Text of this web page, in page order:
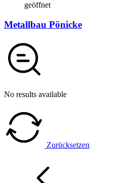
geöffnet
Metallbau Pönicke
No results available
Zurücksetzen